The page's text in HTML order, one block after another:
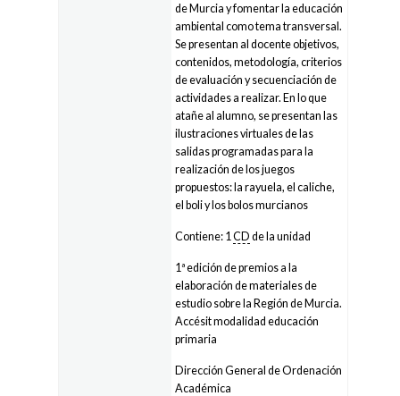
de Murcia y fomentar la educación
ambiental como tema transversal.
Se presentan al docente objetivos,
contenidos, metodología, criterios
de evaluación y secuenciación de
actividades a realizar. En lo que
atañe al alumno, se presentan las
ilustraciones virtuales de las
salidas programadas para la
realización de los juegos
propuestos: la rayuela, el caliche,
el boli y los bolos murcianos
Contiene: 1CD de la unidad
1ª edición de premios a la
elaboración de materiales de
estudio sobre la Región de Murcia.
Accésit modalidad educación
primaria
Dirección General de Ordenación
Académica